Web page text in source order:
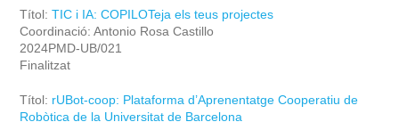
Títol: TIC i IA: COPILOTeja els teus projectes
Coordinació: Antonio Rosa Castillo
2024PMD-UB/021
Finalitzat
Títol: rUBot-coop: Plataforma d’Aprenentatge Cooperatiu de
Robòtica de la Universitat de Barcelona